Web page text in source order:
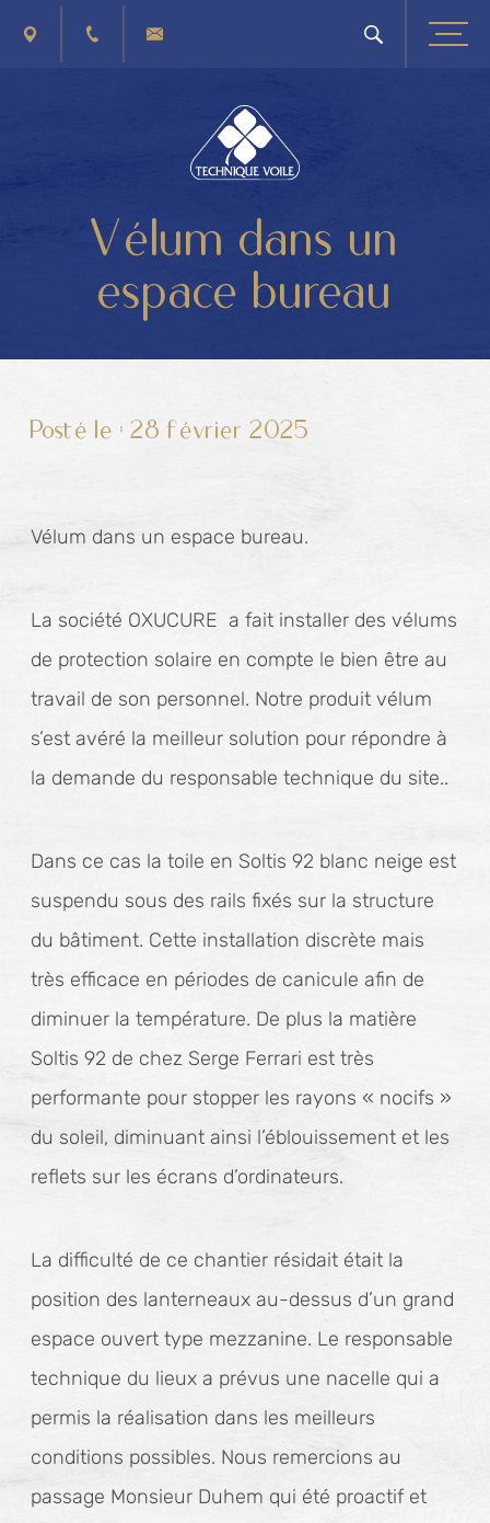
PLAN D'ACCÈS+32 (0) 4 263 40 41
CONTACTEZ-NOUS
Vélum dans un
espace bureau
Posté le :28 février 2025
Vélum dans un espace bureau.
La société OXUCURE a fait installer des vélums
de protection solaire en compte le bien être au
travail de son personnel. Notre produit vélum
s’est avéré la meilleur solution pour répondre à
la demande du responsable technique du site..
Dans ce cas la toile en Soltis 92 blanc neige est
suspendu sous des rails fixés sur la structure
du bâtiment. Cette installation discrète mais
très efficace en périodes de canicule afin de
diminuer la température. De plus la matière
Soltis 92 de chez Serge Ferrari est très
performante pour stopper les rayons « nocifs »
du soleil, diminuant ainsi l’éblouissement et les
reflets sur les écrans d’ordinateurs.
La difficulté de ce chantier résidait était la
position des lanterneaux au-dessus d’un grand
espace ouvert type mezzanine. Le responsable
technique du lieux a prévus une nacelle qui a
permis la réalisation dans les meilleurs
conditions possibles. Nous remercions au
passage Monsieur Duhem qui été proactif et